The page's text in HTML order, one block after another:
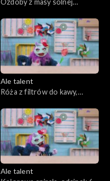
Ozdoby z masy solnej
Ale talent
Róża z filtrów do kawy,
Ale talent